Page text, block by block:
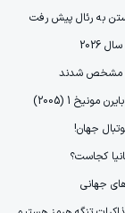
به رئال پیش رفت
مشخص شدند
جهان!
کجاست؟
جهانی